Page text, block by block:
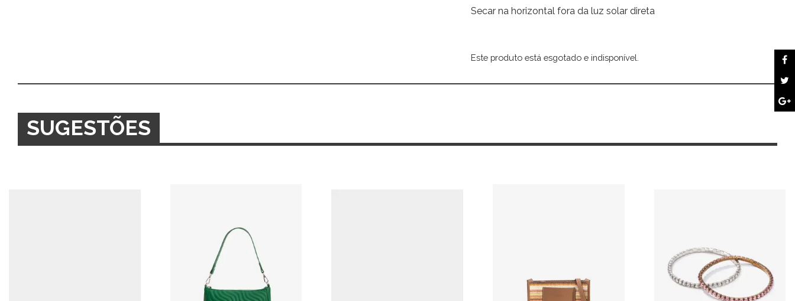
Secar na horizontal fora da luz solar direta
Este produto está esgotado e indisponível.
Alternative:
SUGESTÕES